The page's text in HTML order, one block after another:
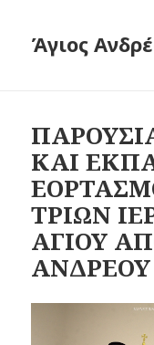
Άγιος
ΚΑΙ
ΤΡΙΩΝ
ΑΓΙΟΥ
ΑΝΔΡΕΟΥ